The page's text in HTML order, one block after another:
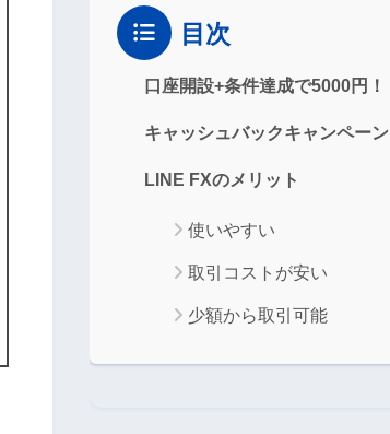
目次
口座開設+条件達成で5000円！
キャッシュバックキャンペーン
LINE FXのメリット
使いやすい
取引コストが安い
少額から取引可能